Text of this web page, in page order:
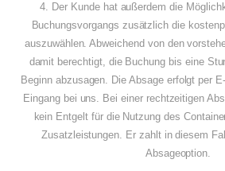
4. Der Kunde hat außerdem die
Buchungsvorgangs zusätzlich die
auszuwählen. Abweichend von den
damit berechtigt, die Buchung bis eine
Beginn abzusagen. Die Absage erfolgt per
Eingang bei uns. Bei einer rechtzeitigen
kein Entgelt für die Nutzung des
Zusatzleistungen. Er zahlt in diesem
Absageoption.